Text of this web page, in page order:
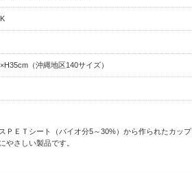
（沖縄地区140サイズ）
ＰＥＴシート（バイオ分5～30%）から作られたカッ
やさしい製品です。